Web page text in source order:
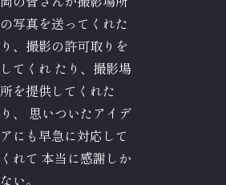
の写真を送ってくれた
り、撮影の許可取りを
してくれ たり、撮影場
所を提供してくれた
り、 思いついたアイデ
アにも早急に対応して
くれて 本当に感謝しか
ない。